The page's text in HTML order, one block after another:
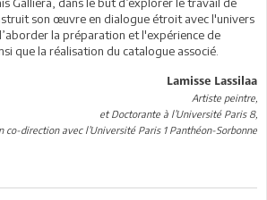
son œuvre en dialogue étroit avec l'univers
la préparation et l'expérience de
que la réalisation du catalogue associé.
Lamisse Lassilaa
Artiste peintre,
et Doctorante à l’Université Paris 8,
co-direction avec l’Université Paris 1 Panthéon-Sorbonne